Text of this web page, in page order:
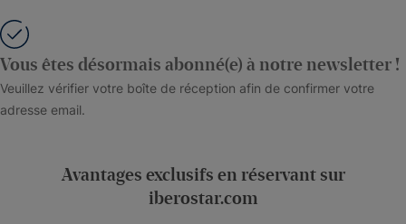
Vous êtes désormais abonné(e) à notre newsletter !
Veuillez vérifier votre boîte de réception afin de confirmer votre
adresse email.
Avantages exclusifs en réservant sur
iberostar.com